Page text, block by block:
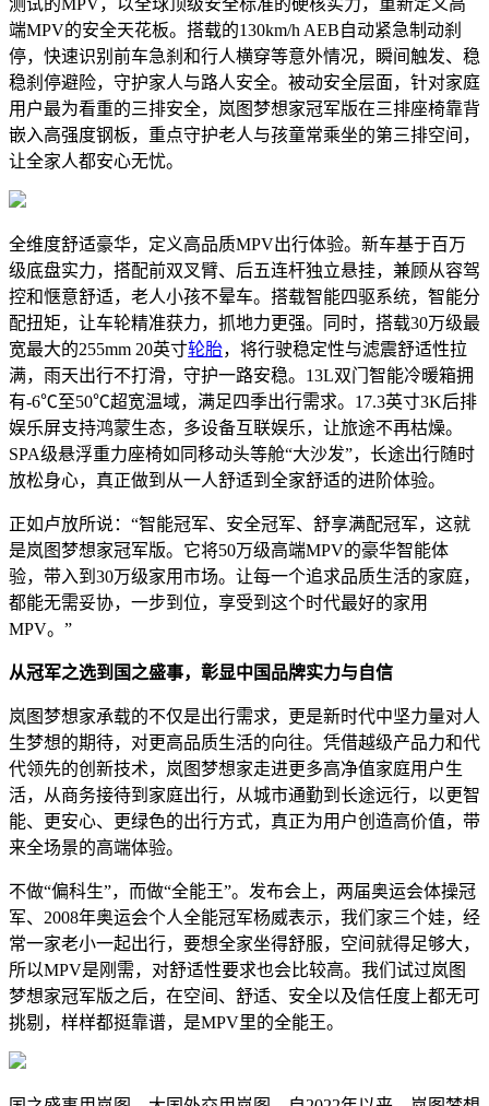
端MPV的安全天花板。搭载的130km/h AEB自动紧急制动刹
停，快速识别前车急刹和行人横穿等意外情况，瞬间触发、稳
稳刹停避险，守护家人与路人安全。被动安全层面，针对家庭
用户最为看重的三排安全，岚图梦想家冠军版在三排座椅靠背
嵌入高强度钢板，重点守护老人与孩童常乘坐的第三排空间，
让全家人都安心无忧。
全维度舒适豪华，定义高品质MPV出行体验。新车基于百万
级底盘实力，搭配前双叉臂、后五连杆独立悬挂，兼顾从容驾
控和惬意舒适，老人小孩不晕车。搭载智能四驱系统，智能分
配扭矩，让车轮精准获力，抓地力更强。同时，搭载30万级最
宽最大的255mm 20英寸轮胎，将行驶稳定性与滤震舒适性拉
满，雨天出行不打滑，守护一路安稳。13L双门智能冷暖箱拥
有-6℃至50℃超宽温域，满足四季出行需求。17.3英寸3K后排
娱乐屏支持鸿蒙生态，多设备互联娱乐，让旅途不再枯燥。
SPA级悬浮重力座椅如同移动头等舱“大沙发”，长途出行随时
放松身心，真正做到从一人舒适到全家舒适的进阶体验。
正如卢放所说：“智能冠军、安全冠军、舒享满配冠军，这就
是岚图梦想家冠军版。它将50万级高端MPV的豪华智能体
验，带入到30万级家用市场。让每一个追求品质生活的家庭，
都能无需妥协，一步到位，享受到这个时代最好的家用
MPV。”
从冠军之选到国之盛事，彰显中国品牌实力与自信
岚图梦想家承载的不仅是出行需求，更是新时代中坚力量对人
生梦想的期待，对更高品质生活的向往。凭借越级产品力和代
代领先的创新技术，岚图梦想家走进更多高净值家庭用户生
活，从商务接待到家庭出行，从城市通勤到长途远行，以更智
能、更安心、更绿色的出行方式，真正为用户创造高价值，带
来全场景的高端体验。
不做“偏科生”，而做“全能王”。发布会上，两届奥运会体操冠
军、2008年奥运会个人全能冠军杨威表示，我们家三个娃，经
常一家老小一起出行，要想全家坐得舒服，空间就得足够大，
所以MPV是刚需，对舒适性要求也会比较高。我们试过岚图
梦想家冠军版之后，在空间、舒适、安全以及信任度上都无可
挑剔，样样都挺靠谱，是MPV里的全能王。